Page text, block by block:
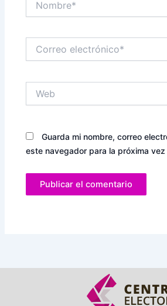
electrónico*
Guarda mi nombre, correo
este navegador para la próxima